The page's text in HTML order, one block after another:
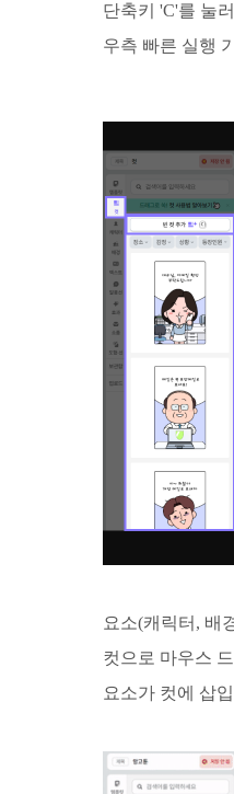
단축키 'C'를 눌
우측 빠른 실행
요소(캐릭터, 배
컷으로 마우스
요소가 컷에 삽